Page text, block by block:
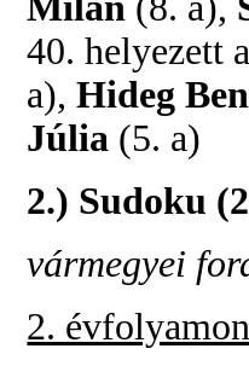
40. helyezett
a),Hideg
Júlia (5. a)
2.) Sudoku
vármegyei
2.